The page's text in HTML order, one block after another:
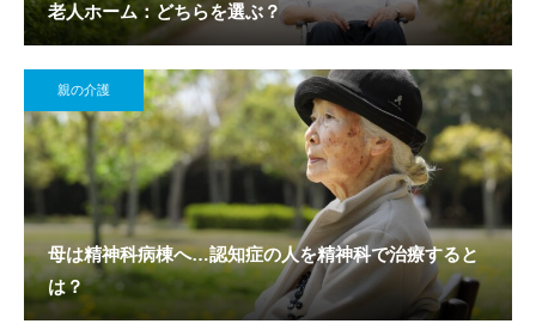
老人ホーム：どちらを選ぶ？
親の介護
母は精神科病棟へ…認知症の人を精神科で治療すると
は？